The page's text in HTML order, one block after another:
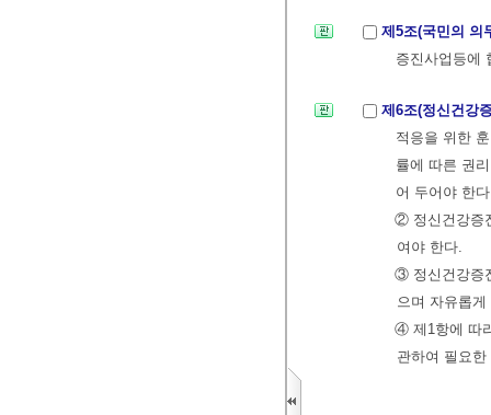
제5조(국민의 의
증진사업등에
제6조(정신건강
적응을 위한
률에 따른 권
어 두어야 한
② 정신건강증
여야 한다.
③ 정신건강증
으며 자유롭
④ 제1항에 따
관하여 필요